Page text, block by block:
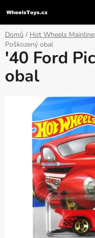
na
obsah
Domů / Hot Wheels Mainline
Poškozený obal
'40 Ford
obal